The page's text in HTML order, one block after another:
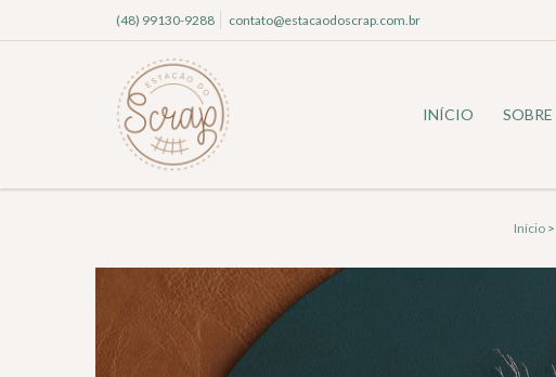
(48) 99130-9288 contato@estacaodoscrap.com.br
INÍCIO SOBRE
Início >